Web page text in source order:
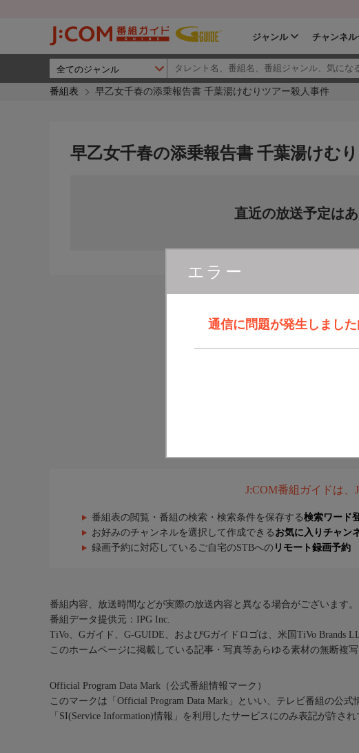
ジャンル チャンネル
番組表 早乙女千春の添乗報告書 千葉湯けむりツアー殺人事件
エラー
通信に問題が発生しまし
早乙女千春の添乗報告書 千葉湯けむ
直近の放送予定は
J:COM番組ガイドは、
番組表の閲覧・番組の検索・検索条件を保存する検索ワード
お好みのチャンネルを選択して作成できる お気に入りチャン
録画予約に対応しているご自宅のSTBへの リモート録画予約
番組内容、放送時間などが実際の放送内容と異なる場合がございます。
番組データ提供元：IPG Inc.
TiVo、Gガイド、G-GUIDE、およびGガイドロゴは、米国TiVo Brands
このホームページに掲載している記事・写真等あらゆる素材の無断複写
Official Program Data Mark（公式番組情報マーク）
このマークは「Official Program Data Mark」といい、テレビ番組の公式
「SI(Service Information)情報」を利用したサービスにのみ表記が許され